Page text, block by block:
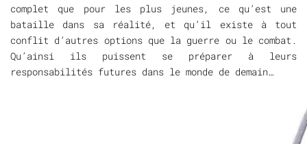
complet que pour les plus jeunes, ce qu’est une
bataille dans sa réalité, et qu’il existe à tout
conflit d’autres options que la guerre ou le combat.
Qu’ainsi ils puissent se préparer à leurs
responsabilités futures dans le monde de demain…